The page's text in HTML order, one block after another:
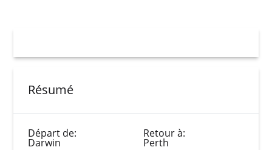
Résumé
Départ de:
Darwin
Retour à:
Perth